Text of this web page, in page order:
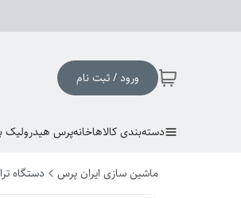
ورود / ثبت نام
دسته‌بندی کالاهاخانهپرس هیدرولیک
ماشین سازی ایران پرس دستگاه